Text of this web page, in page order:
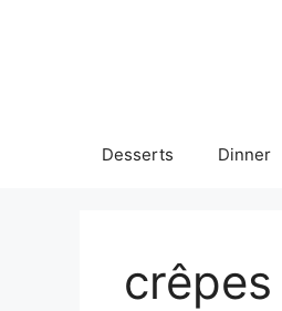
Desserts Dinner